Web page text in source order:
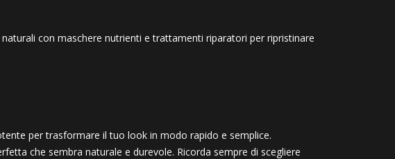
con maschere nutrienti e trattamenti riparatori per ripristinare
per trasformare il tuo look in modo rapido e semplice.
che sembra naturale e durevole. Ricorda sempre di scegliere